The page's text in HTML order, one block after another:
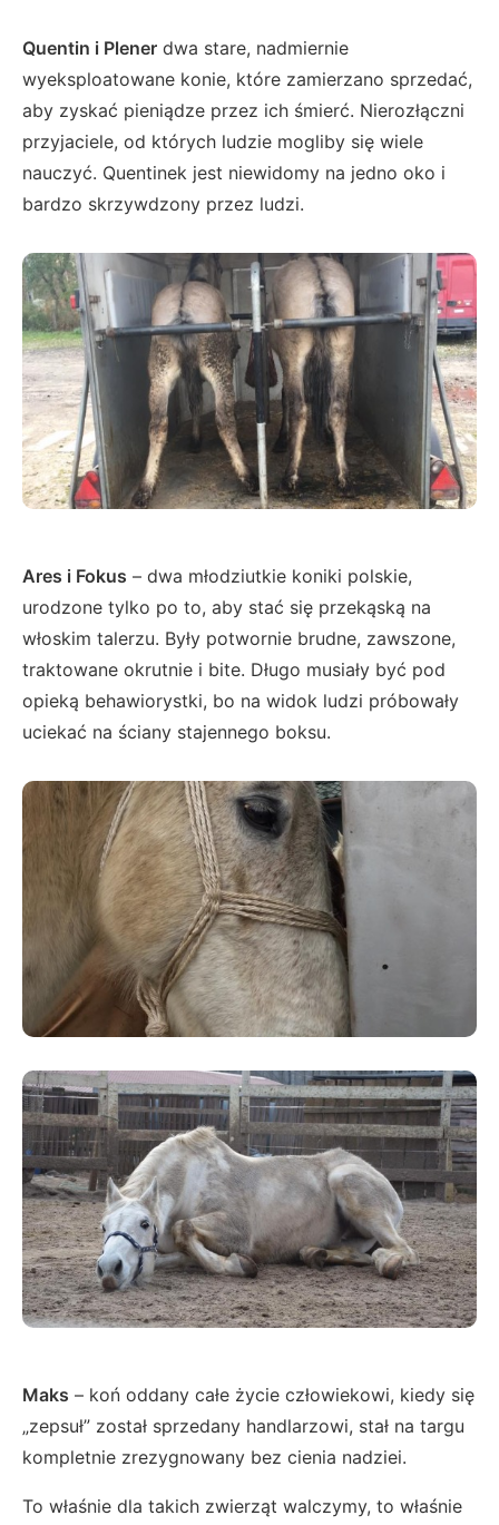
Quentin i Plener dwa stare, nadmiernie
wyeksploatowane konie, które zamierzano sprzedać,
aby zyskać pieniądze przez ich śmierć. Nierozłączni
przyjaciele, od których ludzie mogliby się wiele
nauczyć. Quentinek jest niewidomy na jedno oko i
bardzo skrzywdzony przez ludzi.
Ares i Fokus – dwa młodziutkie koniki polskie,
urodzone tylko po to, aby stać się przekąską na
włoskim talerzu. Były potwornie brudne, zawszone,
traktowane okrutnie i bite. Długo musiały być pod
opieką behawiorystki, bo na widok ludzi próbowały
uciekać na ściany stajennego boksu.
Maks – koń oddany całe życie człowiekowi, kiedy się
„zepsuł” został sprzedany handlarzowi, stał na targu
kompletnie zrezygnowany bez cienia nadziei.
To właśnie dla takich zwierząt walczymy, to właśnie